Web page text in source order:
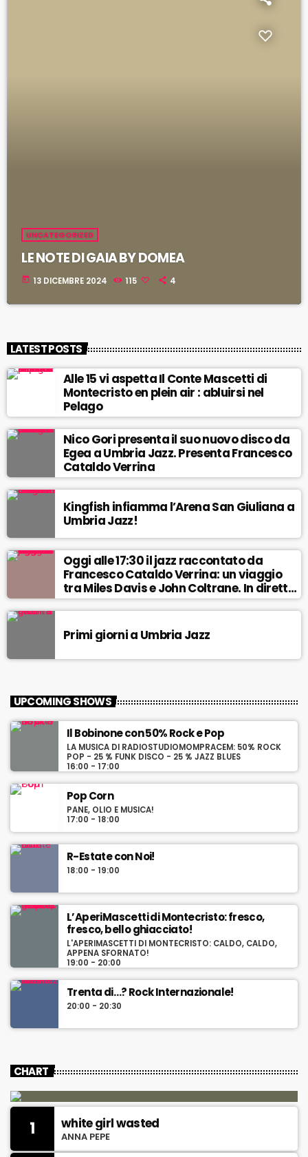
UNCATEGORIZED
LE NOTE DI GAIA BY DOMEA
today 13 DICEMBRE 2024 115 4
LATEST POSTS
Alle 15 vi aspetta Il Conte Mascetti di
Montecristo en plein air : abluirsi nel
Pelago
Nico Gori presenta il suo nuovo disco da
Egea a Umbria Jazz. Presenta Francesco
Cataldo Verrina
Kingfish infiamma l’Arena San Giuliana a
Umbria Jazz!
Oggi alle 17:30 il jazz raccontato da
Francesco Cataldo Verrina: un viaggio
tra Miles Davis e John Coltrane. In diretta
da Egea.
Primi giorni a Umbria Jazz
UPCOMING SHOWS
Il Bobinone con 50% Rock e Pop
LA MUSICA DI RADIOSTUDIOMOMPRACEM: 50% ROCK
POP - 25 % FUNK DISCO - 25 % JAZZ BLUES
16:00 - 17:00
Pop Corn
PANE, OLIO E MUSICA!
17:00 - 18:00
R-Estate con Noi!
18:00 - 19:00
L’AperiMascetti di Montecristo: fresco,
fresco, bello ghiacciato!
L'APERIMASCETTI DI MONTECRISTO: CALDO, CALDO,
APPENA SFORNATO!
19:00 - 20:00
Trenta di…? Rock Internazionale!
20:00 - 20:30
CHART
1 white girl wasted
ANNA PEPE